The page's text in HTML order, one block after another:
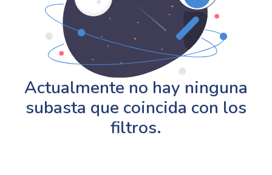
Actualmente no hay ninguna
subasta que coincida con los
filtros.